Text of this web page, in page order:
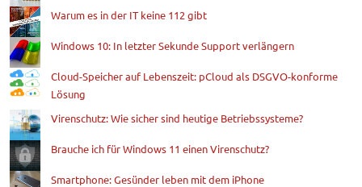
Warum es in der IT keine 112 gibt
Windows 10: In letzter Sekunde Support verlängern
Cloud-Speicher auf Lebenszeit: pCloud als DSGVO-konforme
Lösung
Virenschutz: Wie sicher sind heutige Betriebssysteme?
Brauche ich für Windows 11 einen Virenschutz?
Smartphone: Gesünder leben mit dem iPhone